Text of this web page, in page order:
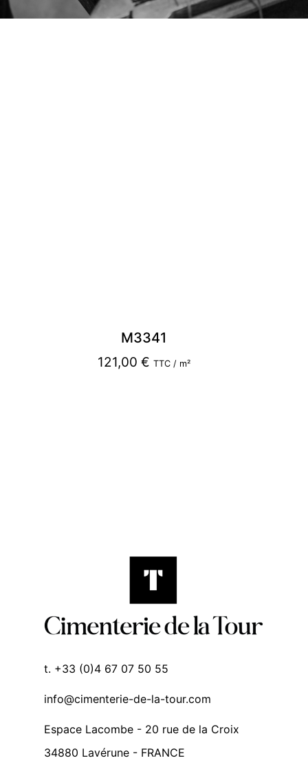
M3341
121,00 € TTC / m²
t. +33 (0)4 67 07 50 55
info@cimenterie-de-la-tour.com
Espace Lacombe - 20 rue de la Croix
34880 Lavérune - FRANCE